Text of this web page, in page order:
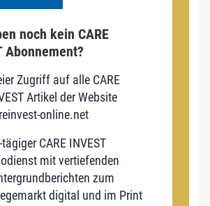
noch kein CARE
Abonnement?
Zugriff auf alle CARE
Artikel der Website
online.net
CARE INVEST
mit vertiefenden
zum
digital und im Print